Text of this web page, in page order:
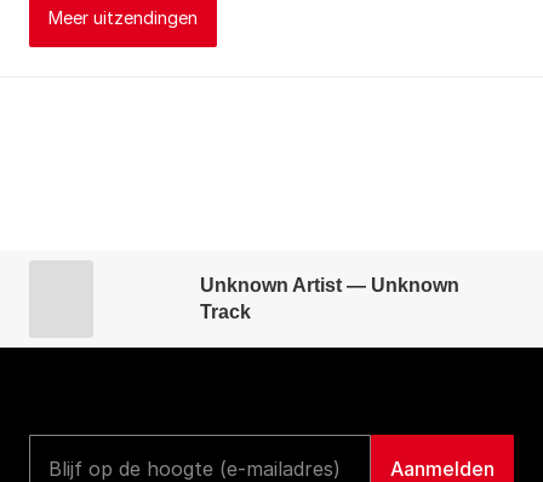
Meer uitzendingen
Unknown Artist — Unknown
Track